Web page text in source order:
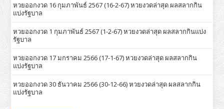
หวยออกงวด 16 กุมภาพันธ์ 2567 (16-2-67) หวยงวดล่าสุด ผลสลากกิน
แบ่งรัฐบาล
หวยออกงวด 1 กุมภาพันธ์ 2567 (1-2-67) หวยงวดล่าสุด ผลสลากกินแบ่ง
รัฐบาล
หวยออกงวด 17 มกราคม 2566 (17-1-67) หวยงวดล่าสุด ผลสลากกิน
แบ่งรัฐบาล
หวยออกงวด 30 ธันวาคม 2566 (30-12-66) หวยงวดล่าสุด ผลสลากกิน
แบ่งรัฐบาล